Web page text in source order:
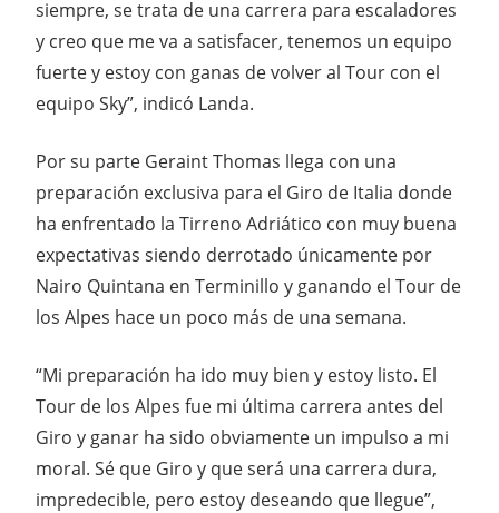
siempre, se trata de una carrera para escaladores
y creo que me va a satisfacer, tenemos un equipo
fuerte y estoy con ganas de volver al Tour con el
equipo Sky”, indicó Landa.
Por su parte Geraint Thomas llega con una
preparación exclusiva para el Giro de Italia donde
ha enfrentado la Tirreno Adriático con muy buena
expectativas siendo derrotado únicamente por
Nairo Quintana en Terminillo y ganando el Tour de
los Alpes hace un poco más de una semana.
“Mi preparación ha ido muy bien y estoy listo. El
Tour de los Alpes fue mi última carrera antes del
Giro y ganar ha sido obviamente un impulso a mi
moral. Sé que Giro y que será una carrera dura,
impredecible, pero estoy deseando que llegue”,